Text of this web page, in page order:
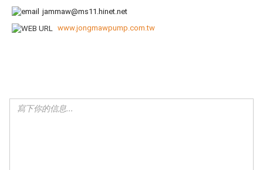
jammaw@ms11.hinet.net
www.jongmawpump.com.tw